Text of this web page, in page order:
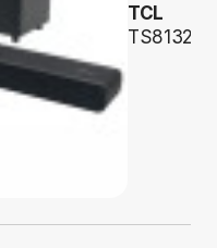
TCL
TS8132